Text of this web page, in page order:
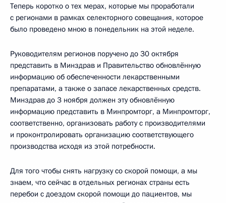
Теперь коротко о тех мерах, которые мы проработали
с регионами в рамках селекторного совещания, которое
было проведено мною в понедельник на этой неделе.
Руководителям регионов поручено до 30 октября
представить в Минздрав и Правительство обновлённую
информацию об обеспеченности лекарственными
препаратами, а также о запасе лекарственных средств.
Минздрав до 3 ноября должен эту обновлённую
информацию представить в Минпромторг, а Минпромторг,
соответственно, организовать работу с производителями
и проконтролировать организацию соответствующего
производства исходя из этой потребности.
Для того чтобы снять нагрузку со скорой помощи, а мы
знаем, что сейчас в отдельных регионах страны есть
перебои с доездом скорой помощи до пациентов, мы